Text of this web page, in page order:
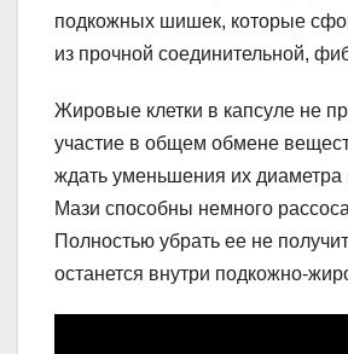
подкожных шишек, которые
из прочной соединительной,
Жировые клетки в капсуле не
участие в общем обмене
ждать уменьшения их диаметра
Мази способны немного
Полностью убрать ее не
останется внутри подкожно-